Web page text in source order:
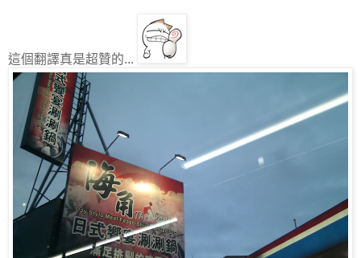
這個翻譯真是超贊的...